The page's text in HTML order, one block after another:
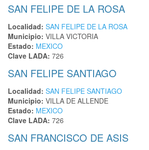
SAN FELIPE DE LA ROSA
Localidad: SAN FELIPE DE LA ROSA
Municipio: VILLA VICTORIA
Estado: MEXICO
Clave LADA: 726
SAN FELIPE SANTIAGO
Localidad: SAN FELIPE SANTIAGO
Municipio: VILLA DE ALLENDE
Estado: MEXICO
Clave LADA: 726
SAN FRANCISCO DE ASIS